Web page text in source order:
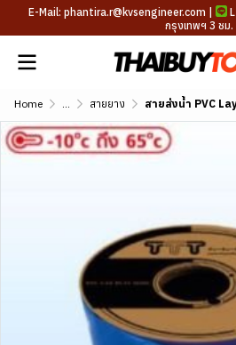
E-Mail: phantira.r@kvsengineer.com |
กรุงเทพฯ 3 ชม.
Home ... สายยาง สายส่งน้ำ PVC Lay